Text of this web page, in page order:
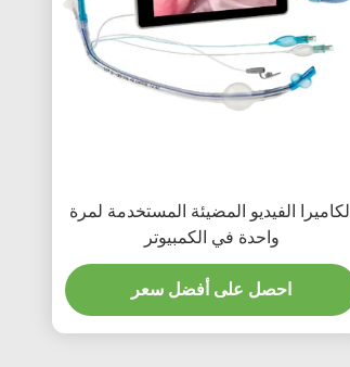
الكاميرا الفيديو المضيئة المستخدمة لمرة
واحدة في الكمبيوتر
احصل على أفضل سعر